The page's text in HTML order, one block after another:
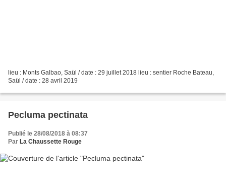
lieu : Monts Galbao, Saül / date : 29 juillet 2018 lieu : sentier Roche Bateau,
Saül / date : 28 avril 2019
Pecluma pectinata
Publié le 28/08/2018 à 08:37
Par La Chaussette Rouge